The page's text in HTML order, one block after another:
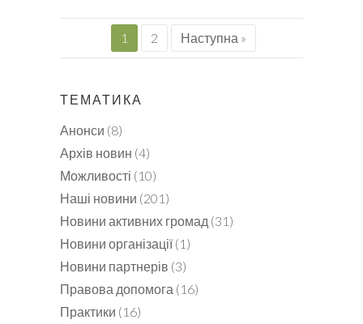
1 2 Наступна »
ТЕМАТИКА
Анонси (8)
Архів новин (4)
Можливості (10)
Наші новини (201)
Новини активних громад (31)
Новини організації(1)
Новини партнерів (3)
Правова допомога (16)
Практики (16)